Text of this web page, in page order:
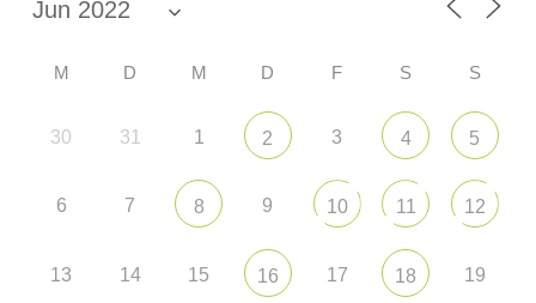
M D M D F S S
30 31 1 2 3 4 5
6 7 8 9 10 11 12
13 14 15 16 17 18 19